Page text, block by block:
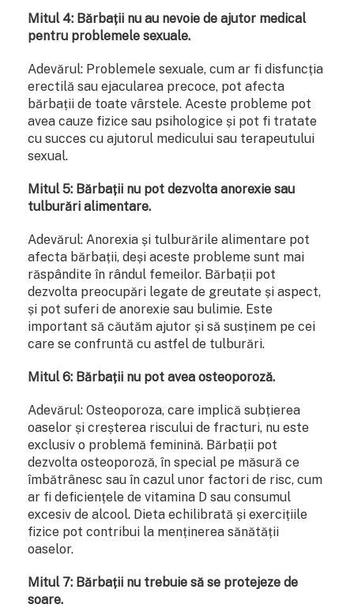
Mitul 4: Bărbații nu au nevoie de ajutor medical
pentru problemele sexuale.
Adevărul: Problemele sexuale, cum ar fi disfuncția
erectilă sau ejacularea precoce, pot afecta
bărbații de toate vârstele. Aceste probleme pot
avea cauze fizice sau psihologice și pot fi tratate
cu succes cu ajutorul medicului sau terapeutului
sexual.
Mitul 5: Bărbații nu pot dezvolta anorexie sau
tulburări alimentare.
Adevărul: Anorexia și tulburările alimentare pot
afecta bărbații, deși aceste probleme sunt mai
răspândite în rândul femeilor. Bărbații pot
dezvolta preocupări legate de greutate și aspect,
și pot suferi de anorexie sau bulimie. Este
important să căutăm ajutor și să susținem pe cei
care se confruntă cu astfel de tulburări.
Mitul 6: Bărbații nu pot avea osteoporoză.
Adevărul: Osteoporoza, care implică subțierea
oaselor și creșterea riscului de fracturi, nu este
exclusiv o problemă feminină. Bărbații pot
dezvolta osteoporoză, în special pe măsură ce
îmbătrânesc sau în cazul unor factori de risc, cum
ar fi deficiențele de vitamina D sau consumul
excesiv de alcool. Dieta echilibrată și exercițiile
fizice pot contribui la menținerea sănătății
oaselor.
Mitul 7: Bărbații nu trebuie să se protejeze de
soare.